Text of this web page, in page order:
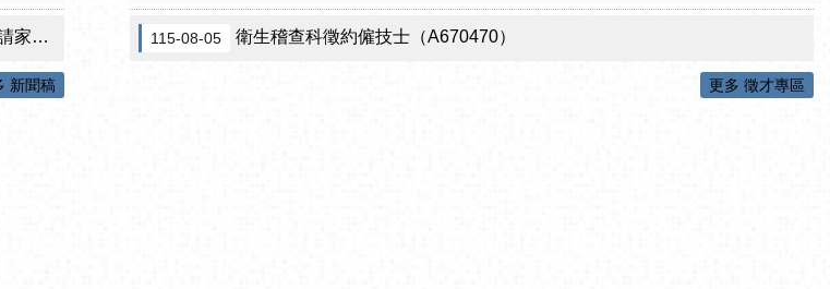
者！
新聞稿
115-08-05 衛生稽查科徵約僱技士（A670470）
更多 徵才專區